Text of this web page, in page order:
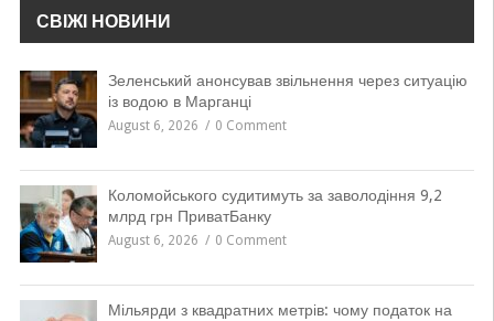
СВІЖІ НОВИНИ
Зеленський анонсував звільнення через ситуацію
із водою в Марганці
August 6, 2026 0 Comment
Коломойського судитимуть за заволодіння 9,2
млрд грн ПриватБанку
August 6, 2026 0 Comment
Мільярди з квадратних метрів: чому податок на